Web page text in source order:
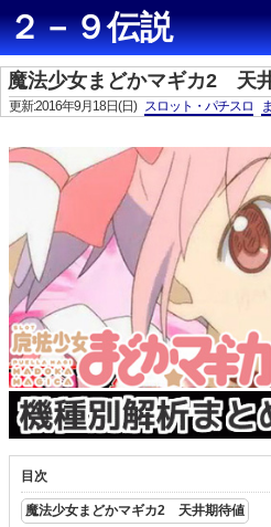
２－９伝説
魔法少女まどかマギカ2 天
更新:2016年9月18日(日) スロット・パチスロ
目次
魔法少女まどかマギカ2 天井期待値